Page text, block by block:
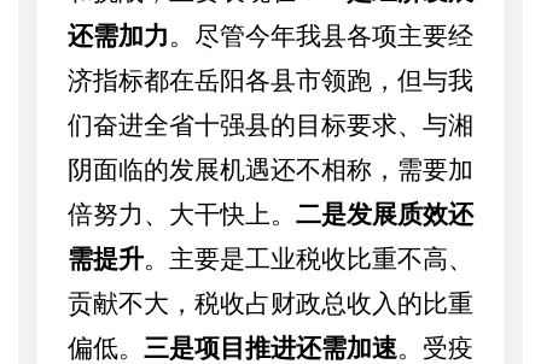
还需加力。尽管今年我县各项主要经
济指标都在岳阳各县市领跑，但与我
们奋进全省十强县的目标要求、与湘
阴面临的发展机遇还不相称，需要加
倍努力、大干快上。 二是发展质效还
需提升。主要是工业税收比重不高、
贡献不大，税收占财政总收入的比重
偏低。 三是项目推进还需加速。受疫